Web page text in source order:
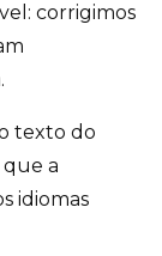
corrigimos
texto do
a
idiomas